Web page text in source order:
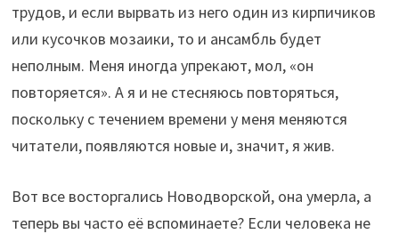
трудов, и если вырвать из него один из кирпичиков
или кусочков мозаики, то и ансамбль будет
неполным. Меня иногда упрекают, мол, «он
повторяется». А я и не стесняюсь повторяться,
поскольку с течением времени у меня меняются
читатели, появляются новые и, значит, я жив.
Вот все восторгались Новодворской, она умерла, а
теперь вы часто её вспоминаете? Если человека не